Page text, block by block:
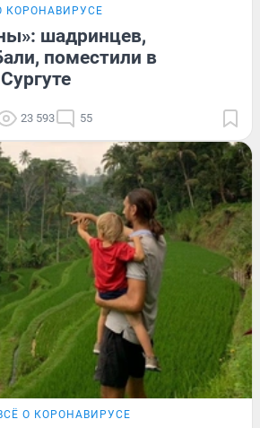
КОРОНАВИРУСЕ
шадринцев,
поместили в
23 593 55
О КОРОНАВИРУСЕ